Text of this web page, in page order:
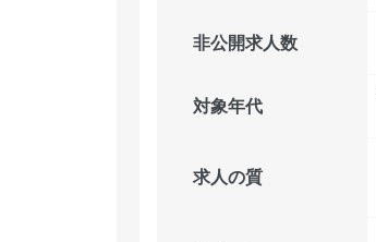
非公開求人数
対象年代
求人の質